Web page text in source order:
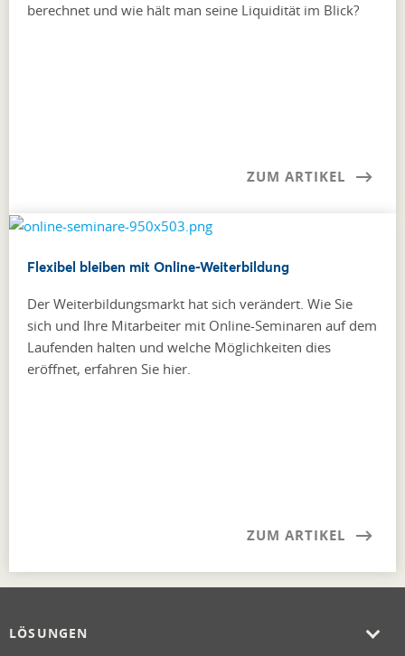
berechnet und wie hält man seine Liquidität im Blick?
ZUM ARTIKEL
Flexibel bleiben mit Online-Weiterbildung
Der Weiterbildungsmarkt hat sich verändert. Wie Sie
sich und Ihre Mitarbeiter mit Online-Seminaren auf dem
Laufenden halten und welche Möglichkeiten dies
eröffnet, erfahren Sie hier.
ZUM ARTIKEL
LÖSUNGEN